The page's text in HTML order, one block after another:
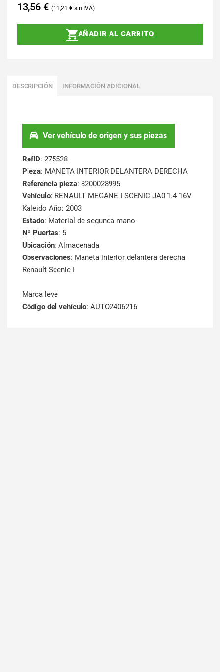
13,56 € 11,21 €
AÑADIR AL CARRITO
DESCRIPCIÓN INFORMACIÓN ADICIONAL
Ver vehículo de origen y sus piezas
RefID: 275528
Pieza: MANETA INTERIOR DELANTERA DERECHA
Referencia pieza: 8200028995
Vehículo: RENAULT MEGANE I SCENIC JA0 1.4 16V
Kaleido Año: 2003
Estado: Material de segunda mano
Nº Puertas: 5
Ubicación: Almacenada
Observaciones: Maneta interior delantera derecha
Renault Scenic I
Marca leve
Código del vehículo: AUTO2406216